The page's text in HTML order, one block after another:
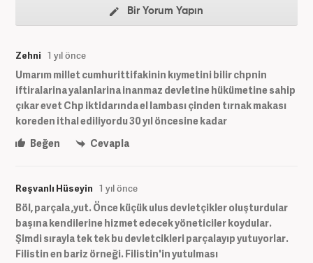
Bir Yorum Yapın
Zehni 1 yıl önce
Umarım millet cumhurittifakinin kıymetini bilir chpnin
iftiralarina yalanlarina inanmaz devletine hükümetine sahip
çıkar evet Chp iktidarında el lambası çinden tırnak makası
koreden ithal ediliyordu 30 yıl öncesine kadar
Beğen
Cevapla
Reşvanlı Hüseyin 1 yıl önce
Böl, parçala ,yut. Önce küçük ulus devletçikler oluşturdular
başına kendilerine hizmet edecek yöneticiler koydular.
Şimdi sırayla tek tek bu devletcikleri parçalayıp yutuyorlar.
Filistin en bariz örneği. Filistin'in yutulması